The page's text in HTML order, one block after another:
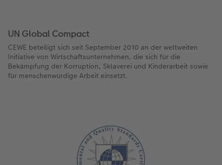
UN Global Compact
CEWE beteiligt sich seit September 2010 an der weltweiten
Initiative von Wirtschaftsunternehmen, die sich für die
Bekämpfung der Korruption, Sklaverei und Kinderarbeit sowie
für menschenwürdige Arbeit einsetzt.